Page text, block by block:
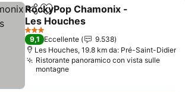
CondividiAggiungi ai preferiti
RockyPop Chamonix -
Les Houches
Scopri i prezzi
3 Stelle
9,1 Eccellente
9.538
Les Houches, 19.8 km da: Pré-Saint-Didier
Ristorante panoramico con vista sulle
montagne